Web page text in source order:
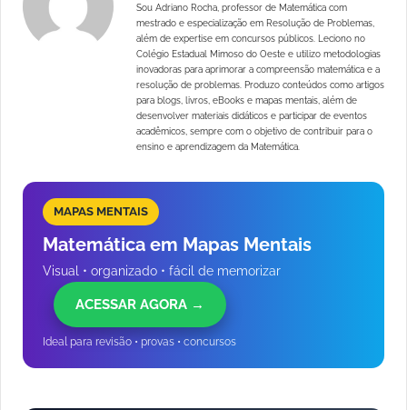
Sou Adriano Rocha, professor de Matemática com
mestrado e especialização em Resolução de Problemas,
além de expertise em concursos públicos. Leciono no
Colégio Estadual Mimoso do Oeste e utilizo metodologias
inovadoras para aprimorar a compreensão matemática e a
resolução de problemas. Produzo conteúdos como artigos
para blogs, livros, eBooks e mapas mentais, além de
desenvolver materiais didáticos e participar de eventos
acadêmicos, sempre com o objetivo de contribuir para o
ensino e aprendizagem da Matemática.
MAPAS MENTAIS
Matemática em Mapas Mentais
Visual • organizado • fácil de memorizar
ACESSAR AGORA →
Ideal para revisão • provas • concursos